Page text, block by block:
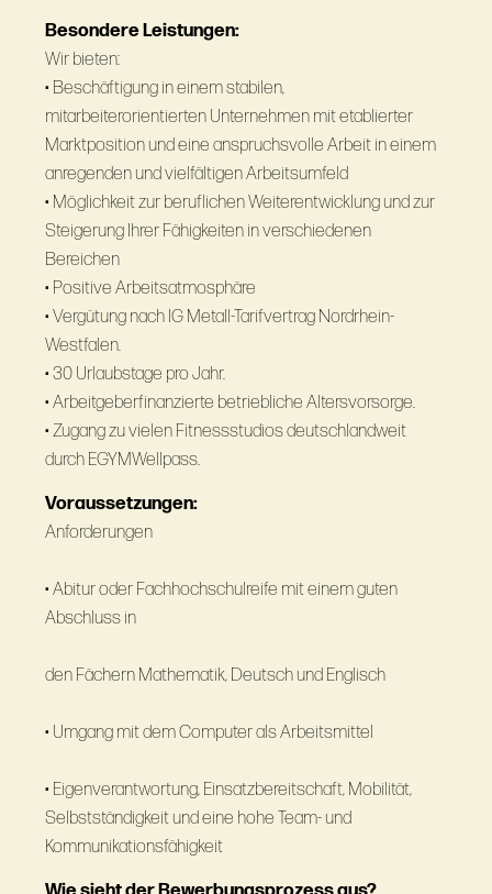
Besondere Leistungen:
Wir bieten:
• Beschäftigung in einem stabilen,
mitarbeiterorientierten Unternehmen mit etablierter
Marktposition und eine anspruchsvolle Arbeit in einem
anregenden und vielfältigen Arbeitsumfeld
• Möglichkeit zur beruflichen Weiterentwicklung und zur
Steigerung Ihrer Fähigkeiten in verschiedenen
Bereichen
• Positive Arbeitsatmosphäre
• Vergütung nach IG Metall-Tarifvertrag Nordrhein-
Westfalen.
• 30 Urlaubstage pro Jahr.
• Arbeitgeberfinanzierte betriebliche Altersvorsorge.
• Zugang zu vielen Fitnessstudios deutschlandweit
durch EGYMWellpass.
Voraussetzungen:
Anforderungen
• Abitur oder Fachhochschulreife mit einem guten
Abschluss in
den Fächern Mathematik, Deutsch und Englisch
• Umgang mit dem Computer als Arbeitsmittel
• Eigenverantwortung, Einsatzbereitschaft, Mobilität,
Selbstständigkeit und eine hohe Team- und
Kommunikationsfähigkeit